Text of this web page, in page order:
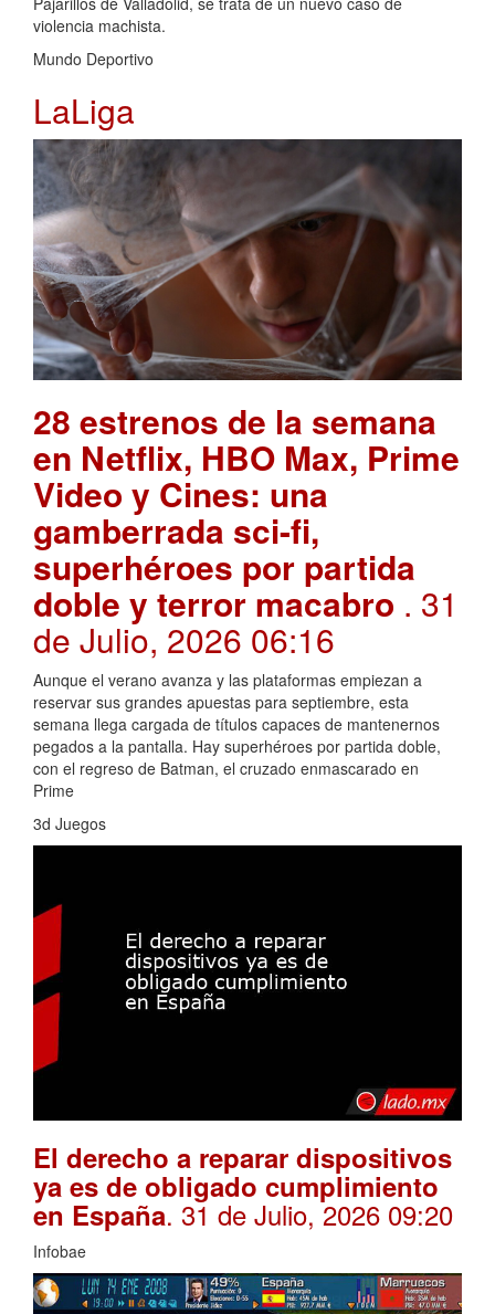
violencia machista.
Mundo Deportivo
LaLiga
28 estrenos de la semana
en Netflix, HBO Max, Prime
Video y Cines: una
gamberrada sci-fi,
superhéroes por partida
doble y terror macabro . 31
de Julio, 2026 06:16
Aunque el verano avanza y las plataformas empiezan a
reservar sus grandes apuestas para septiembre, esta
semana llega cargada de títulos capaces de mantenernos
pegados a la pantalla. Hay superhéroes por partida doble,
con el regreso de Batman, el cruzado enmascarado en
Prime
3d Juegos
El derecho a reparar dispositivos
ya es de obligado cumplimiento
en España. 31 de Julio, 2026 09:20
Infobae